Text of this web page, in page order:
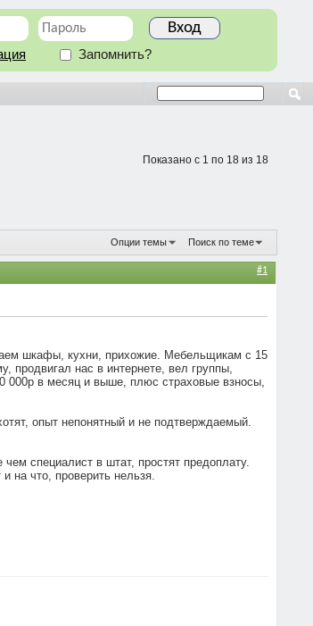
Запомнить?
Показано с 1 по 18 из 18
Опции темы Поиск по теме
#1
шкафы, кухни, прихожие. Мебельщикам с 15
продвигал нас в интернете, вел группы,
000р в месяц и выше, плюс страховые взносы,
опыт непонятный и не подтверждаемый.
специалист в штат, простят предоплату.
на что, проверить нельзя.